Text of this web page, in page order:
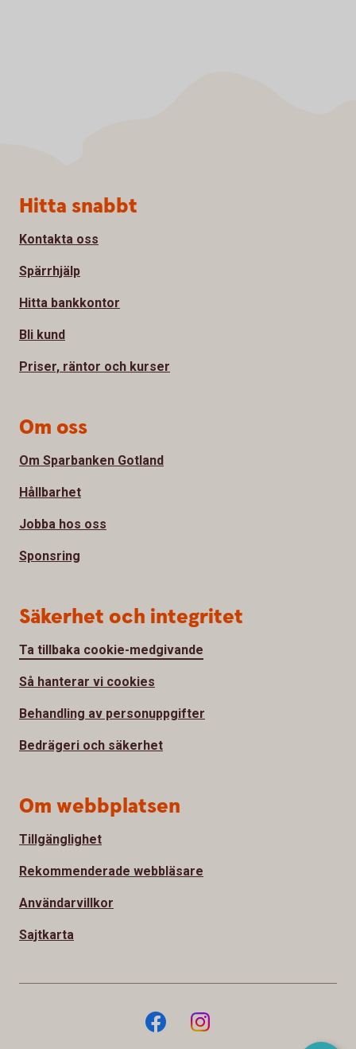
Sidfot
Hitta snabbt
Kontakta oss
Spärrhjälp
Hitta bankkontor
Bli kund
Priser, räntor och kurser
Om oss
Om Sparbanken Gotland
Hållbarhet
Jobba hos oss
Sponsring
Säkerhet och integritet
Ta tillbaka cookie-medgivande
Så hanterar vi cookies
Behandling av personuppgifter
Bedrägeri och säkerhet
Om webbplatsen
Tillgänglighet
Rekommenderade webbläsare
Användarvillkor
Sajtkarta